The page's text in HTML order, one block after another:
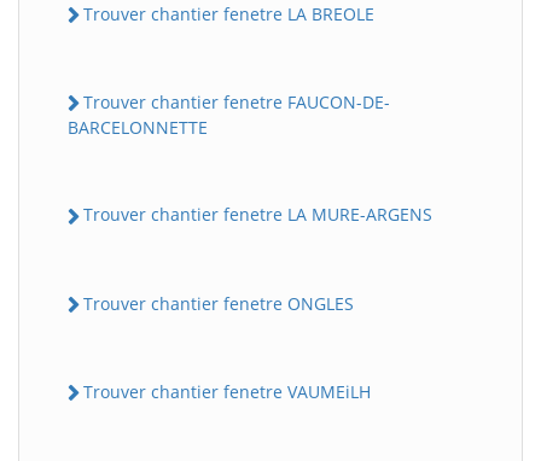
Trouver chantier fenetre LA BREOLE
Trouver chantier fenetre FAUCON-DE-
BARCELONNETTE
Trouver chantier fenetre LA MURE-ARGENS
Trouver chantier fenetre ONGLES
Trouver chantier fenetre VAUMEiLH